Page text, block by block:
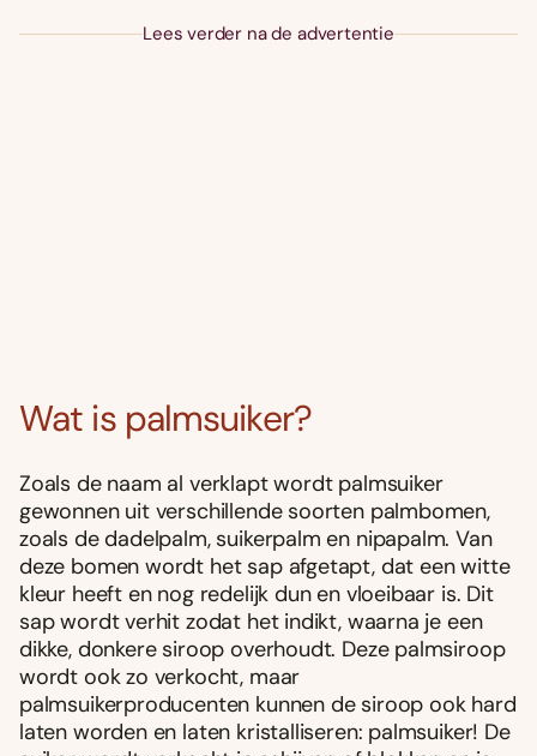
Lees verder na de advertentie
Wat is palmsuiker?
Zoals de naam al verklapt wordt palmsuiker
gewonnen uit verschillende soorten palmbomen,
zoals de dadelpalm, suikerpalm en nipapalm. Van
deze bomen wordt het sap afgetapt, dat een witte
kleur heeft en nog redelijk dun en vloeibaar is. Dit
sap wordt verhit zodat het indikt, waarna je een
dikke, donkere siroop overhoudt. Deze palmsiroop
wordt ook zo verkocht, maar
palmsuikerproducenten kunnen de siroop ook hard
laten worden en laten kristalliseren: palmsuiker! De